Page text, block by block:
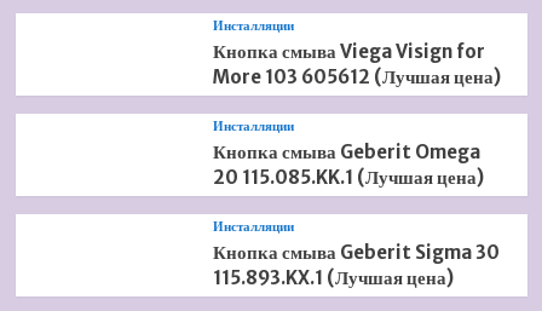
Инсталляции
Кнопка смыва Viega Visign for
More 103 605612 (Лучшая цена)
Инсталляции
Кнопка смыва Geberit Omega
20 115.085.KK.1 (Лучшая цена)
Инсталляции
Кнопка смыва Geberit Sigma 30
115.893.KX.1 (Лучшая цена)